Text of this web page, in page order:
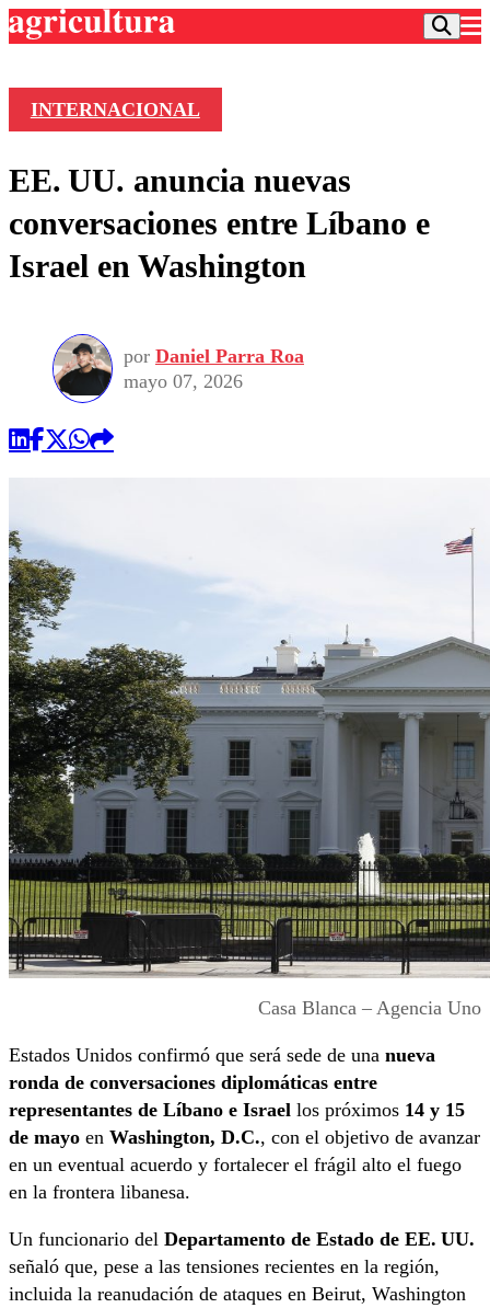
Frecuencias
Agricultura TV
Deportes
Colo Colo
Seleccion Chilena
Torneo Internacional
Entretención
Economía
Internacional
Publicaciones en medios
Opinión
INTERNACIONAL
EE. UU. anuncia nuevas
conversaciones entre Líbano e
Israel en Washington
por Daniel Parra Roa
mayo 07, 2026
Casa Blanca – Agencia Uno
Estados Unidos confirmó que será sede de una nueva
ronda de conversaciones diplomáticas entre
representantes de Líbano e Israel los próximos 14 y 15
de mayo en Washington, D.C., con el objetivo de avanzar
en un eventual acuerdo y fortalecer el frágil alto el fuego
en la frontera libanesa.
Un funcionario del Departamento de Estado de EE. UU.
señaló que, pese a las tensiones recientes en la región,
incluida la reanudación de ataques en Beirut, Washington